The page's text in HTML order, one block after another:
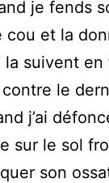
je fends
cou et la
suivent en
le
j’ai
sur le sol
son